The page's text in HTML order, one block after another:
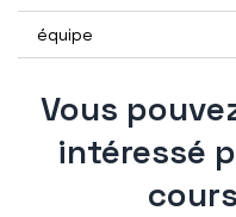
équipe
Vous
intéressé